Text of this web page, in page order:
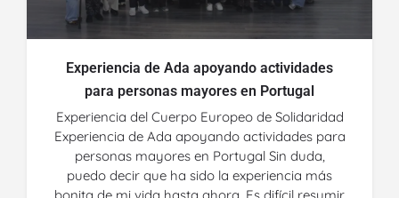
Experiencia de Ada apoyando actividades
para personas mayores en Portugal
Experiencia del Cuerpo Europeo de Solidaridad
Experiencia de Ada apoyando actividades para
personas mayores en Portugal Sin duda,
puedo decir que ha sido la experiencia más